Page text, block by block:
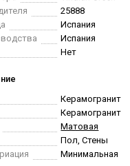
25888
Испания
Испания
Нет
Керамогранит
Керамогранит
Матовая
Пол, Стены
Минимальная